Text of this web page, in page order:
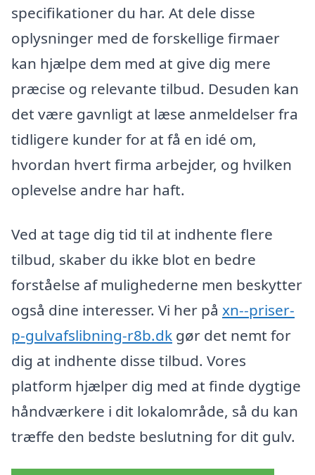
specifikationer du har. At dele disse
oplysninger med de forskellige firmaer
kan hjælpe dem med at give dig mere
præcise og relevante tilbud. Desuden kan
det være gavnligt at læse anmeldelser fra
tidligere kunder for at få en idé om,
hvordan hvert firma arbejder, og hvilken
oplevelse andre har haft.
Ved at tage dig tid til at indhente flere
tilbud, skaber du ikke blot en bedre
forståelse af mulighederne men beskytter
også dine interesser. Vi her på xn--priser-
p-gulvafslibning-r8b.dk gør det nemt for
dig at indhente disse tilbud. Vores
platform hjælper dig med at finde dygtige
håndværkere i dit lokalområde, så du kan
træffe den bedste beslutning for dit gulv.